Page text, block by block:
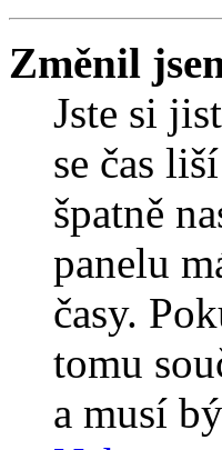
Změnil
Jste si
se čas
špatně
panelu
časy.
tomu
a musí